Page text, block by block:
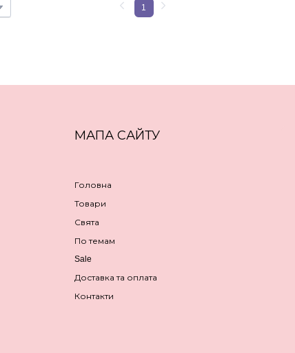
1
МАПА САЙТУ
Головна
Товари
Свята
По темам
Sale
Доставка та оплата
Контакти